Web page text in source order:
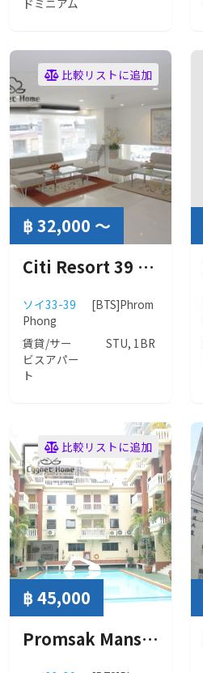
ドミニアム
比較リストに追加
฿ 32,000 ～
Citi Resort 39 New Wing ( シティー リゾート 39 ニューウィング )
ソイ33-39
[BTS]Phrom
Phong
賃貸/サー
ビスアパー
ト
STU, 1BR
比較リストに追加
฿ 45,000
Promsak Mansion 2 ( プロムサック マンション 2 ）